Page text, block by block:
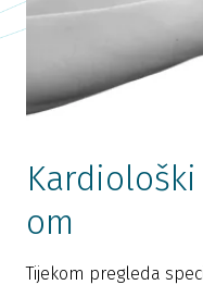
om
Tijekom pregleda